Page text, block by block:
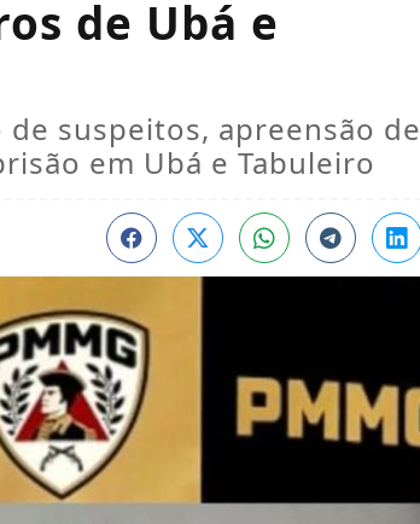
de Ubá e
suspeitos, apreensão de
em Ubá e Tabuleiro